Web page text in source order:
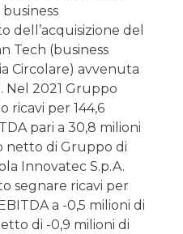
dell’acquisizione del
Tech (business
Circolare) avvenuta
Nel 2021 Gruppo
ricavi per 144,6
pari a 30,8 milioni
netto di Gruppo di
Innovatec S.p.A.
segnare ricavi per
a -0,5 milioni di
di -0,9 milioni di